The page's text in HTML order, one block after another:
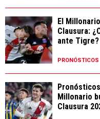
El
Clausura:
ante Tigre?
PRONÓSTICOS
Millonario
Clausura